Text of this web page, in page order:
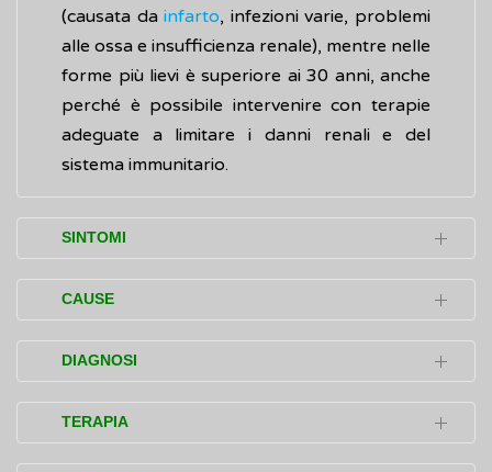
(causata dainfarto, infezioni varie, problemi
alle ossa e insufficienza renale), mentre nelle
forme più lievi è superiore ai 30 anni, anche
perché è possibile intervenire con terapie
adeguate a limitare i danni renali e del
sistema immunitario.
SINTOMI
La displasia immuno-ossea di Schimke
(SIOD) è una malattia che colpisce diverse
aree del corpo.
Sistema scheletrico con effetti sulla
CAUSE
La displasia immuno-ossea di Schimke
(SIOD) è dovuta allamutazionidi un gene,
chiamato
cromosoma 2. Esso contiene le informazioni
DIAGNOSI
L'accertamento della malattia (diagnosi) si
basa sugli esami clinici, del sangue e
TERAPIA